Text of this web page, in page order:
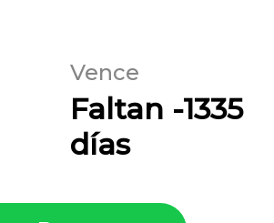
Vence
Faltan -1335
días